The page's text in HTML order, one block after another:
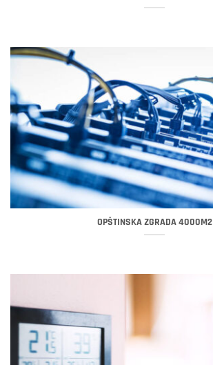
OPŠTINSKA ZGRADA 4000M2